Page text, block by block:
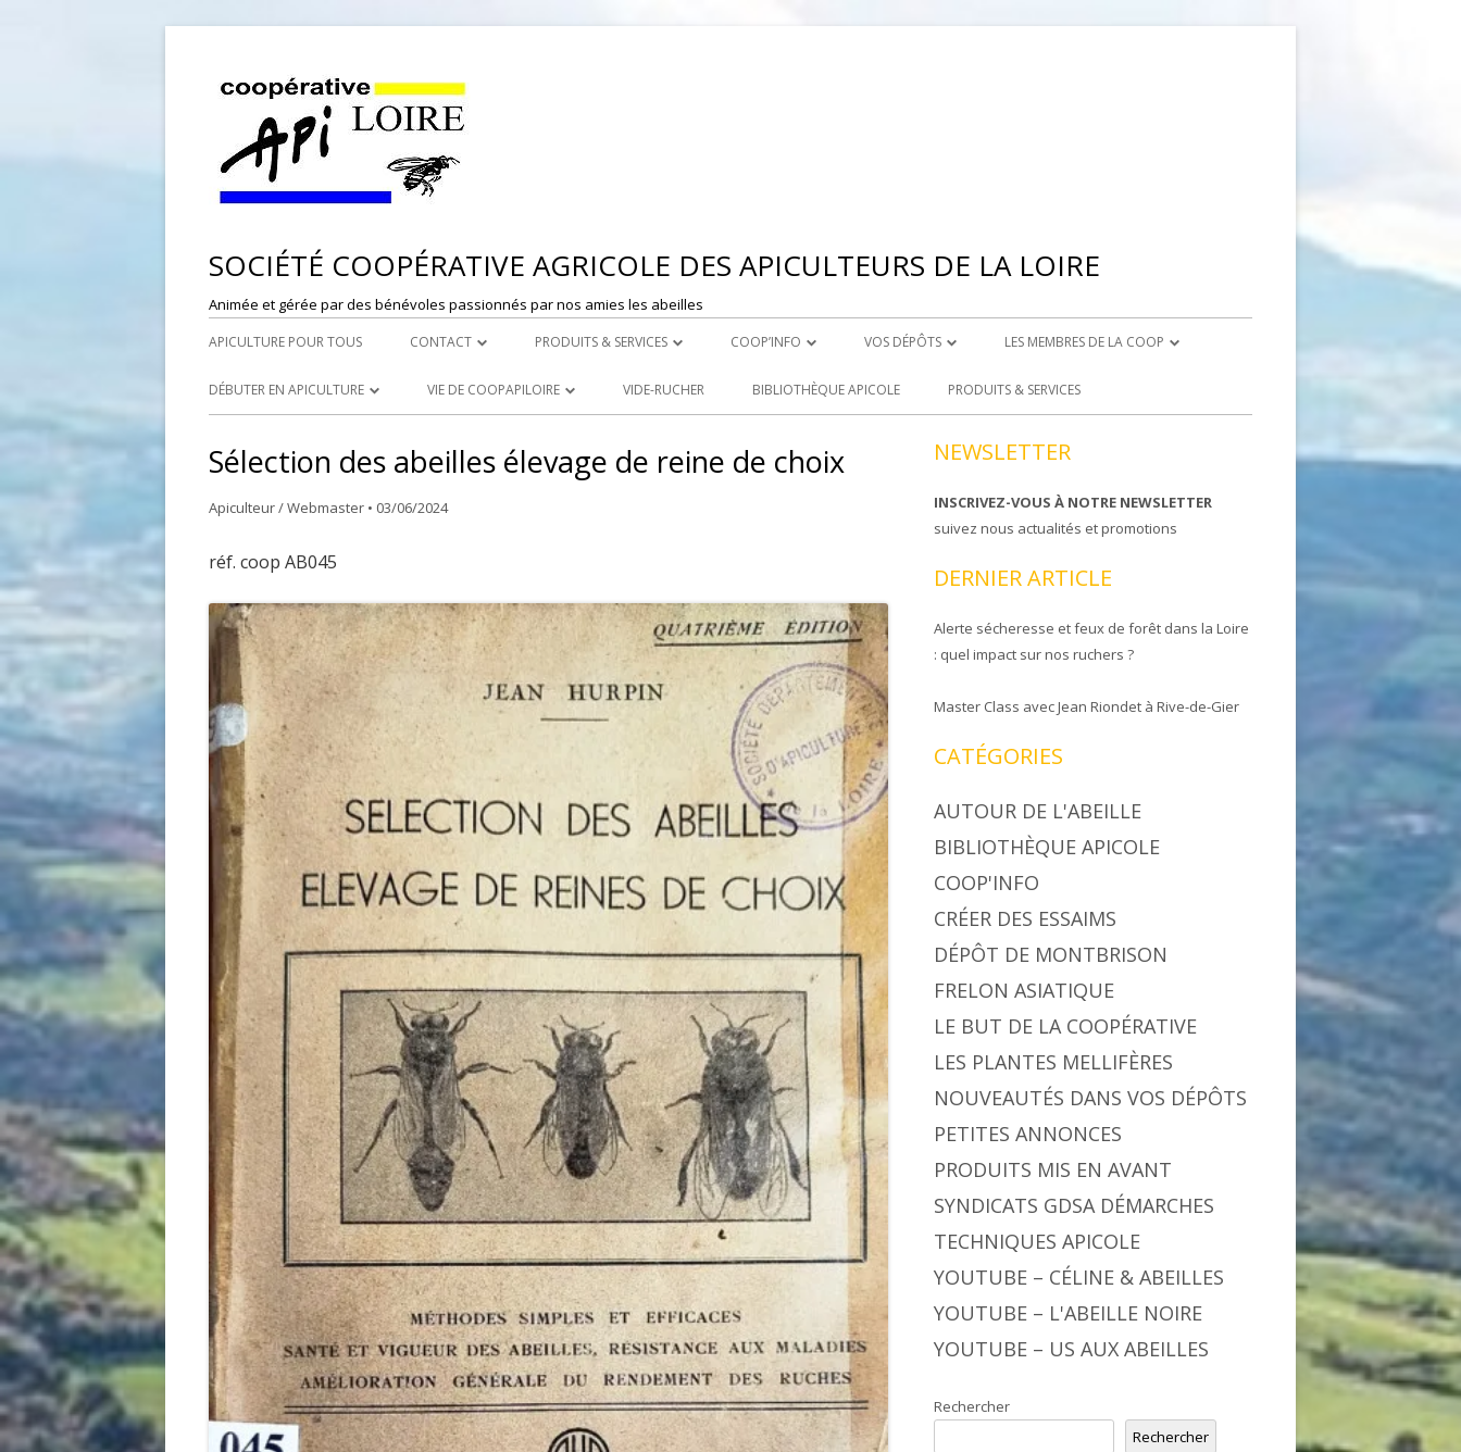
SOCIÉTÉ COOPÉRATIVE AGRICOLE DES APICULTEURS DE LA LOIRE
Animée et gérée par des bénévoles passionnés par nos amies les abeilles
APICULTURE POUR TOUS CONTACT
DÉPÔT DE MONTBRISON
PRODUITS & SERVICES
ROYAL CARE
LOCATION DE MATERIEL
COOP’INFO
DÉPOSER UNE ANNONCE
VOS DÉPÔTS
DEPOT DE ST ETIENNE
LES MEMBRES DE LA COOP
DEVENIR ADHÉRENT
DÉBUTER EN APICULTURE
MATÉRIEL POUR UNE PREMIÈRE
RUCHER ÉCOLE
ACHAT VENTE ABEILLES
VIE DE COOPAPILOIRE
RÉFÉRENCEZ VOS PRODUITS
VIDE-RUCHER BIBLIOTHÈQUE APICOLE PRODUITS & SERVICES
Sélection des abeilles élevage de reine de choix
Apiculteur / Webmaster • 03/06/2024
réf. coop AB045
NEWSLETTER
INSCRIVEZ-VOUS À NOTRE NEWSLETTER
suivez nous actualités et promotions
DERNIER ARTICLE
Alerte sécheresse et feux de forêt dans la Loire
: quel impact sur nos ruchers ?
Master Class avec Jean Riondet à Rive-de-Gier
CATÉGORIES
AUTOUR DE L'ABEILLE
BIBLIOTHÈQUE APICOLE
COOP'INFO
CRÉER DES ESSAIMS
DÉPÔT DE MONTBRISON
FRELON ASIATIQUE
LE BUT DE LA COOPÉRATIVE
LES PLANTES MELLIFÈRES
NOUVEAUTÉS DANS VOS DÉPÔTS
PETITES ANNONCES
PRODUITS MIS EN AVANT
SYNDICATS GDSA DÉMARCHES
TECHNIQUES APICOLE
YOUTUBE – CÉLINE & ABEILLES
YOUTUBE – L'ABEILLE NOIRE
YOUTUBE – US AUX ABEILLES
Rechercher
Rechercher